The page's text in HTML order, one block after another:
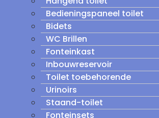
Bedieningspaneel toilet
Bidets
WC Brillen
Fonteinkast
Inbouwreservoir
Toilet toebehorende
Urinoirs
Staand-toilet
Fonteinsets